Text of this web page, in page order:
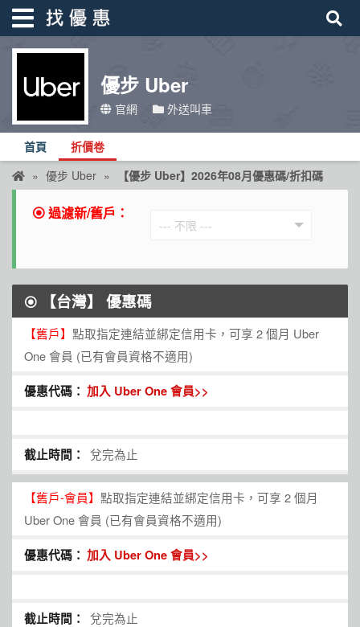
優步 Uber
官網 外送叫車
首頁 折價卷
優步 Uber 【優步 Uber】2026年08月優惠碼/折扣碼
過濾新/舊戶：
【台灣】 優惠碼
【舊戶】 點取指定連結並綁定信用卡，可享 2 個月 Uber
One 會員 (已有會員資格不適用)
加入 Uber One 會員>>
兌完為止
【舊戶-會員】 點取指定連結並綁定信用卡，可享 2 個月
Uber One 會員 (已有會員資格不適用)
加入 Uber One 會員>>
兌完為止
找優惠
首頁
優惠活動
折價卷
線上DM
品牌總覽